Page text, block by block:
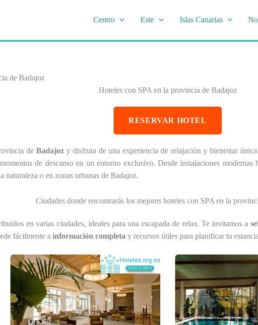
Centro Este Islas Canarias
de Badajoz
Hoteles con SPA en la provincia de Badajoz
RESERVAR HOTEL
de Badajoz y disfruta de una experiencia de relajación y bienestar
de descanso en un entorno exclusivo. Desde instalaciones
naturaleza o en zonas urbanas de Badajoz.
Ciudades donde encontrarás los mejores hoteles con SPA en la
en varias ciudades, ideales para una escapada de relax. Te invitamos a
fácilmente a información completa y recursos útiles para planificar tu